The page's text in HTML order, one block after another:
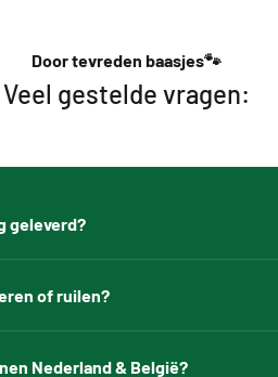
Door tevreden baasjes🐾
Veel gestelde vragen:
geleverd?
of ruilen?
Nederland & België?